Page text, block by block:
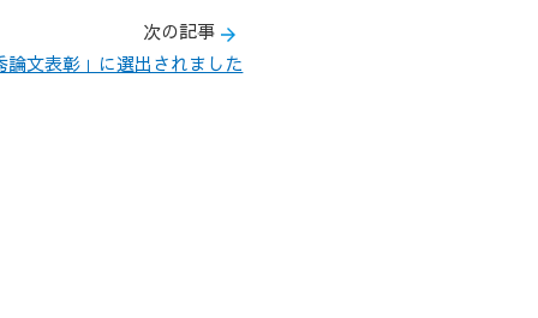
次の記事
文表彰」に選出されました